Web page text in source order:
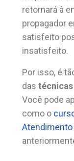
retornará à
propagador
satisfeito
insatisfeito.
Por isso, é
das
Você pode
como o
Atendimento